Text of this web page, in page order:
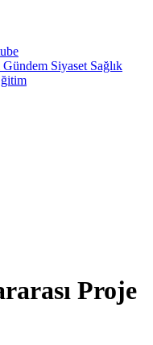
Gündem Siyaset Sağlık
Proje